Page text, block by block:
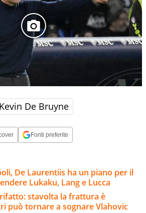
Kevin De Bruyne
Fonti preferite
De Laurentiis ha un piano per il
Lukaku, Lang e Lucca
stavolta la frattura è
può tornare a sognare Vlahovic